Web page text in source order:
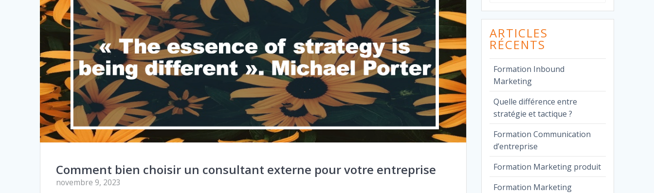
Comment bien choisir un consultant externe pour votre entreprise
novembre 9, 2023
:
ARTICLES
RÉCENTS
Formation Inbound
Marketing
Quelle différence entre
stratégie et tactique ?
Formation Communication
d’entreprise
Formation Marketing produit
Formation Marketing